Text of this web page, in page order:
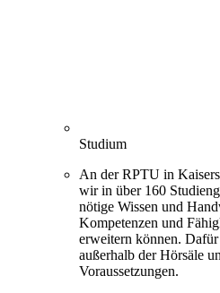
Studium
An der RPTU in
wir in über 160
nötige Wissen und
Kompetenzen und
erweitern können.
außerhalb der Hörsäle
Voraussetzungen.